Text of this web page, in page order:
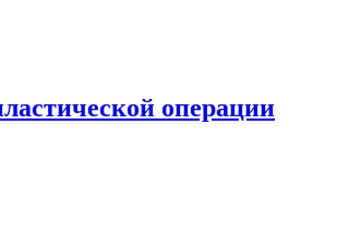
операции